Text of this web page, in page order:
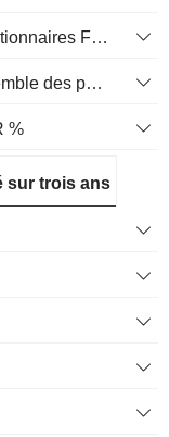
Flux de trésorerie libre pour les actionnaires FCFE, CAGR sur 2 ans
Flux de trésorerie libre pour l’ensemble des pourvoyeurs de fonds (créanciers et actionnaires) FCFF, CAGR sur 2 ans
%
sur trois ans